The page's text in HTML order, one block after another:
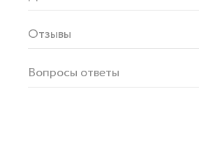
Отзывы
Вопросы ответы